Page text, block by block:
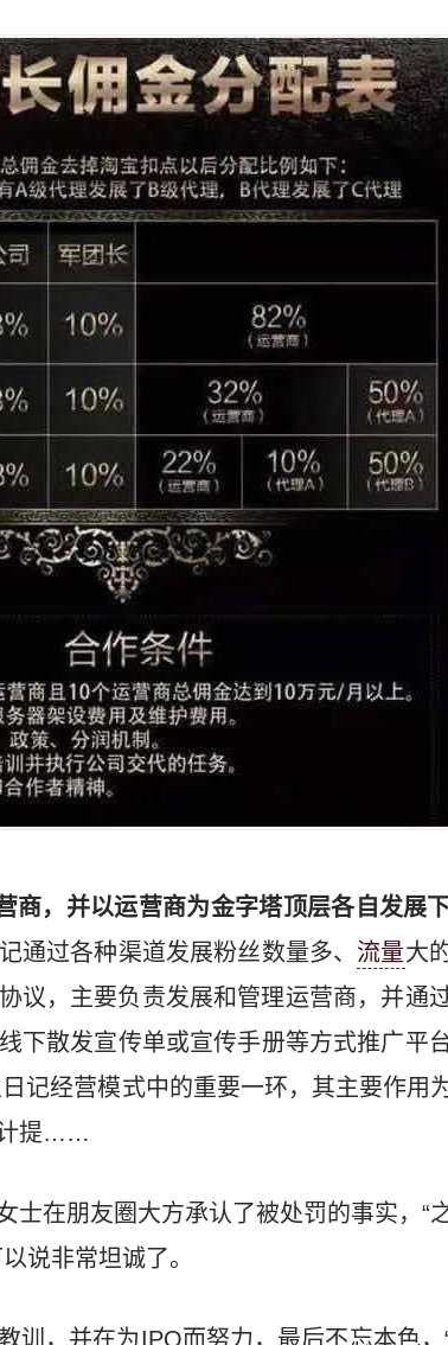
商，并以运营商为金字塔顶层各自发展
通过各种渠道发展粉丝数量多、 流量大
议，主要负责发展和管理运营商，并通
下散发宣传单或宣传手册等方式推广平
记经营模式中的重要一环，其主要作用
计提……
士在朋友圈大方承认了被处罚的事实，“
说非常坦诚了。
训，并在为IPO而努力，最后不忘本色